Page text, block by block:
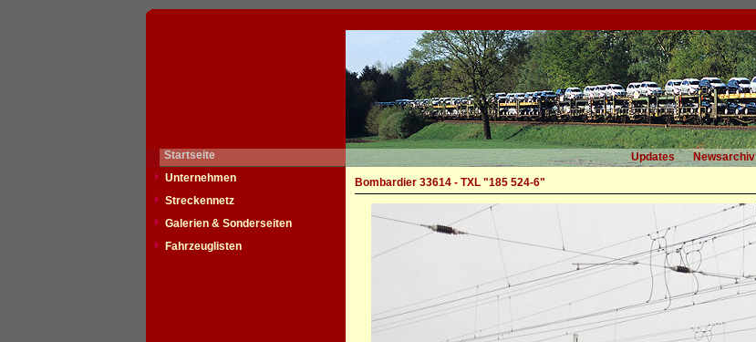
Startseite Updates Newsarchiv
Unternehmen
Streckennetz
Galerien & Sonderseiten
Fahrzeuglisten
Bombardier 33614 - TXL "185 524-6"